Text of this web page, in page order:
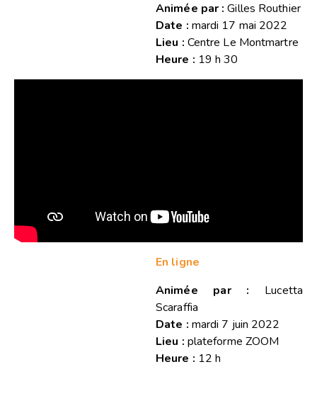
Animée par : Gilles Routhier
Date : mardi 17 mai 2022
Lieu : Centre Le Montmartre
Heure : 19 h 30
En ligne
Animée par : Lucetta
Scaraffia
Date : mardi 7 juin 2022
Lieu : plateforme ZOOM
Heure : 12 h